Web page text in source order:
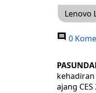
Lenovo
0
ajang